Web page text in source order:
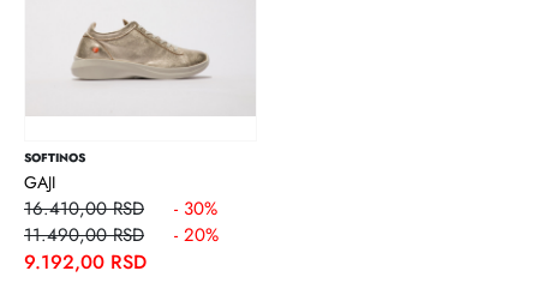
SOFTINOS
GAJI
16.410,00 RSD
- 30%
11.490,00 RSD
- 20%
9.192,00 RSD